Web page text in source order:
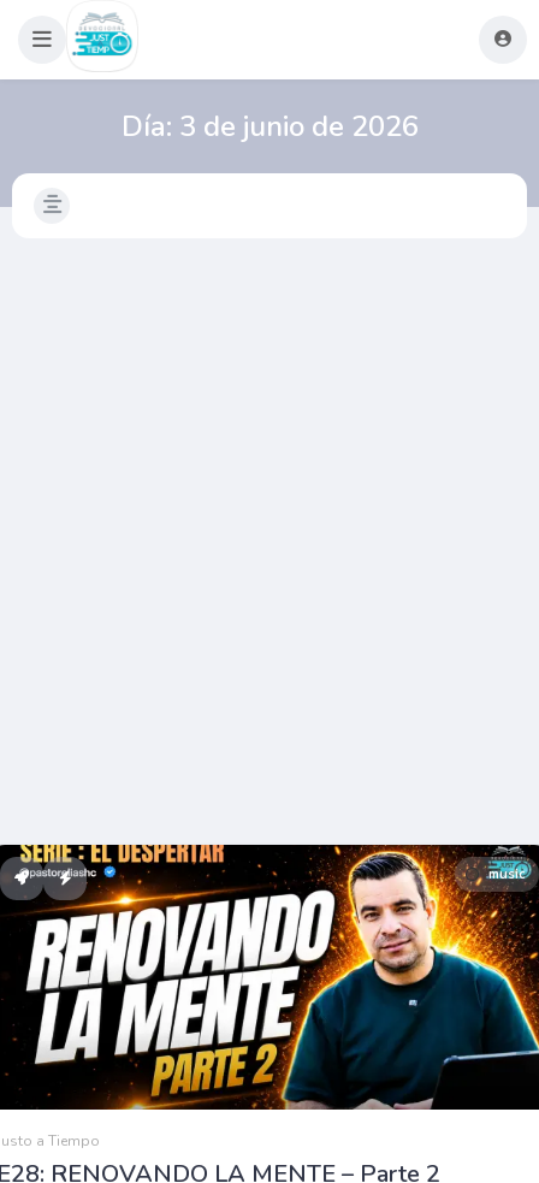
Día: 3 de junio de 2026
music
a Tiempo
RENOVANDO LA MENTE – Parte 2